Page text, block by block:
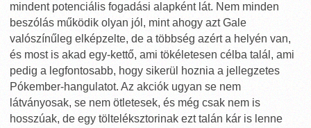
mindent potenciális fogadási alapként lát. Nem minden
beszólás működik olyan jól, mint ahogy azt Gale
valószínűleg elképzelte, de a többség azért a helyén van,
és most is akad egy-kettő, ami tökéletesen célba talál, ami
pedig a legfontosabb, hogy sikerül hoznia a jellegzetes
Pókember-hangulatot. Az akciók ugyan se nem
látványosak, se nem ötletesek, és még csak nem is
hosszúak, de egy tölteléksztorinak ezt talán kár is lenne